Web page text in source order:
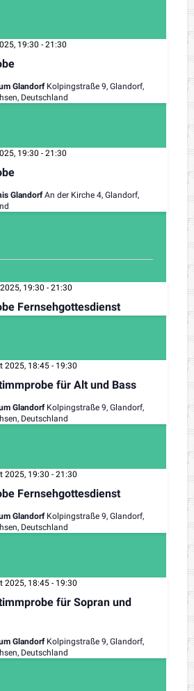
19:30 - 21:30
Glandorf Kolpingstraße 9, Glandorf,
Deutschland
19:30 - 21:30
GlandorfAn der Kirche 4, Glandorf,
Fernsehgottesdienst
19:30 - 21:30
für Alt und Bass
2025, 18:45- 19:30
Glandorf Kolpingstraße 9, Glandorf,
Deutschland
Fernsehgottesdienst
2025, 19:30 - 21:30
Glandorf Kolpingstraße 9, Glandorf,
Deutschland
für Sopran und
2025, 18:45- 19:30
Glandorf Kolpingstraße 9, Glandorf,
Deutschland